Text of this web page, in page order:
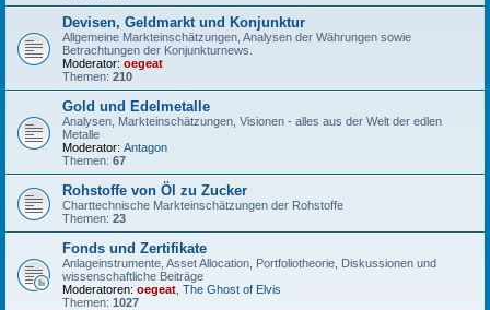
Devisen, Geldmarkt und Konjunktur
Allgemeine Markteinschätzungen, Analysen der Währungen sowie
Betrachtungen der Konjunkturnews.
Moderator: oegeat
Themen: 210
Gold und Edelmetalle
Analysen, Markteinschätzungen, Visionen - alles aus der Welt der edlen
Metalle
Moderator: Antagon
Themen: 67
Rohstoffe von Öl zu Zucker
Charttechnische Markteinschätzungen der Rohstoffe
Themen: 23
Fonds und Zertifikate
Anlageinstrumente, Asset Allocation, Portfoliotheorie, Diskussionen und
wissenschaftliche Beiträge
Moderatoren: oegeat The Ghost of Elvis
Themen: 1027